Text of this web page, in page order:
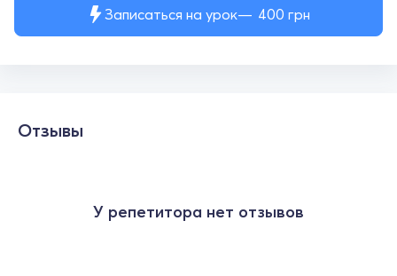
Записаться на урок 400 грн
Отзывы
У репетитора нет отзывов